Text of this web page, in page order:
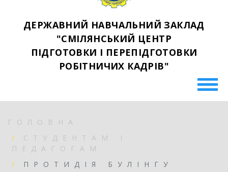
ДЕРЖАВНИЙ НАВЧАЛЬНИЙ ЗАКЛАД
"СМІЛЯНСЬКИЙ ЦЕНТР
ПІДГОТОВКИ І ПЕРЕПІДГОТОВКИ
РОБІТНИЧИХ КАДРІВ"
ГОЛОВНА
СТУДЕНТАМ І
ПЕДАГОГАМ
ПРОТИДІЯ БУЛІНГУ